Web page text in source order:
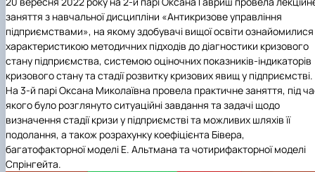
заняття з навчальної дисципліни «Антикризове управління
підприємствами», на якому здобувачі вищої освіти ознайомилися
характеристикою методичних підходів до діагностики кризового
стану підприємства, системою оціночних показників-індикаторів
кризового стану та стадії розвитку кризових явищ у підприємстві.
На 3-й парі Оксана Миколаївна провела практичне заняття, під
якого було розглянуто ситуаційні завдання та задачі щодо
визначення стадії кризи у підприємстві та можливих шляхів її
подолання, а також розрахунку коефіцієнта Бівера,
багатофакторної моделі Е. Альтмана та чотирифакторної моделі
Спрінгейта.